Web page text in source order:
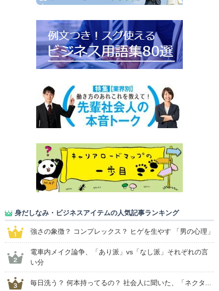
身だしなみ・ビジネスアイテムの人気記事ランキング
強さの象徴？ コンプレックス？ ヒゲを生やす 「男の心理」
電車内メイク論争、「あり派」vs「なし派」それぞれの言
い分
毎日洗う？ 何本持ってるの？ 社会人に聞いた、「ネクタ...